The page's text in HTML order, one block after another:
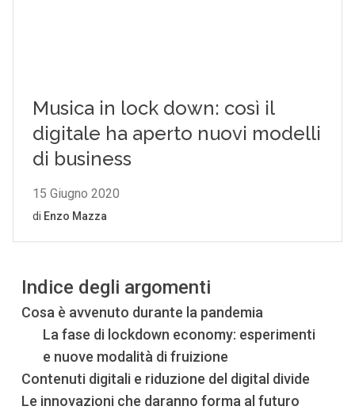
Indice degli argomenti
Cosa è avvenuto durante la pandemia
La fase di lockdown economy: esperimenti
e nuove modalità di fruizione
Contenuti digitali e riduzione del digital divide
Le innovazioni che daranno forma al futuro